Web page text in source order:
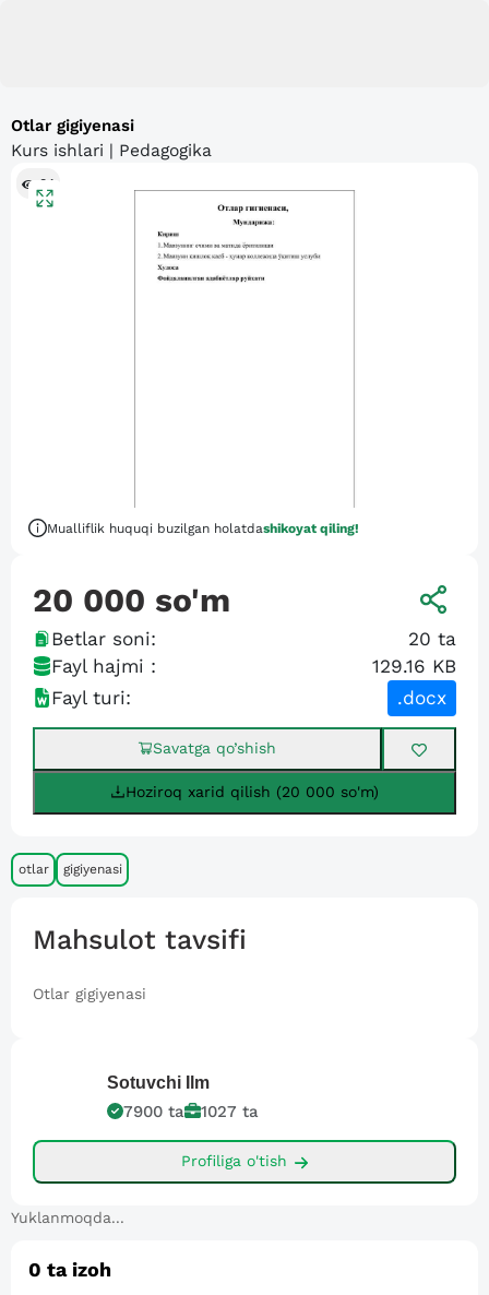
Otlar gigiyenasi
Kurs ishlari | Pedagogika
84
Mualliflik huquqi buzilgan holatdashikoyat qiling!
20 000 so'm
Betlar soni: 20 ta
Fayl hajmi :
129.16 KB
Fayl turi:
.docx
Savatga qo’shish
Hoziroq xarid qilish (20 000 so'm)
otlar gigiyenasi
Mahsulot tavsifi
Otlar gigiyenasi
Sotuvchi Ilm
7900 ta 1027 ta
Profiliga o'tish
Yuklanmoqda...
0 ta izoh